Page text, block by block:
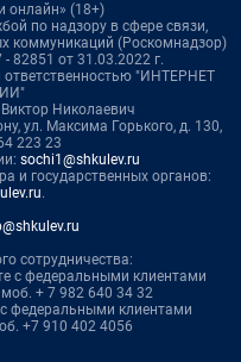
онлайн» (18+)
по надзору в сфере связи,
коммуникаций (Роскомнадзор)
82851 от 31.03.2022 г.
ответственностью "ИНТЕРНЕТ
Николаевич
ул. Максима Горького, д. 130,
223 23
sochi1@shkulev.ru
и государственных органов:
.
сотрудничества:
с федеральными клиентами
моб. + 7 982 640 34 32
федеральными клиентами
+7 910 402 4056